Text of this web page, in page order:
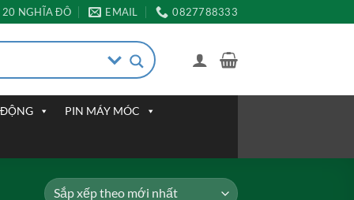
20 NGHĨA ĐÔ EMAIL 0827788333
PIN MÁY MÓC